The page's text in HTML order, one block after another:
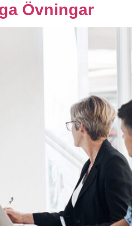
Övningar